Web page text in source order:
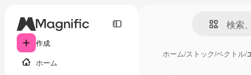
作成
ホーム
ホーム/ストック/ベクトル/